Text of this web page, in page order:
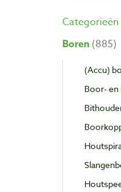
Categorieën
Boren 885
(Accu)
Boor-